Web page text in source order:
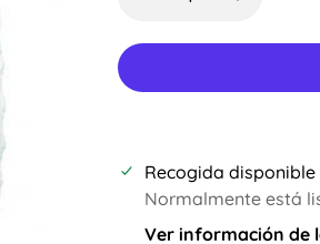
Recogida disponible
Normalmente está
Ver información de